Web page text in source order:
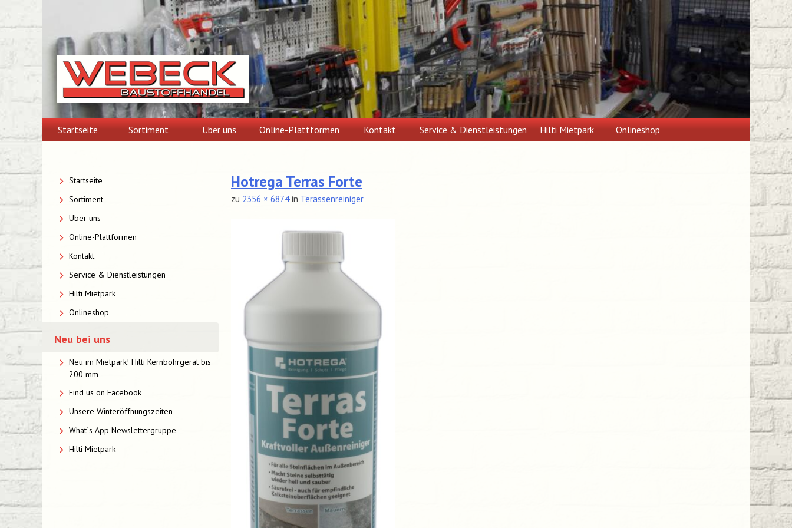
content
Startseite Sortiment Über uns Online-Plattformen Kontakt Service & Dienstleistungen Hilti Mietpark Onlineshop
Hotrega Terras Forte
zu 2356 × 6874in Terassenreiniger
Startseite
Sortiment
Über uns
Online-Plattformen
Kontakt
Service & Dienstleistungen
Hilti Mietpark
Onlineshop
Neu bei uns
Neu im Mietpark! Hilti Kernbohrgerät bis
200 mm
Find us on Facebook
Unsere Winteröffnungszeiten
What´s App Newslettergruppe
Hilti Mietpark